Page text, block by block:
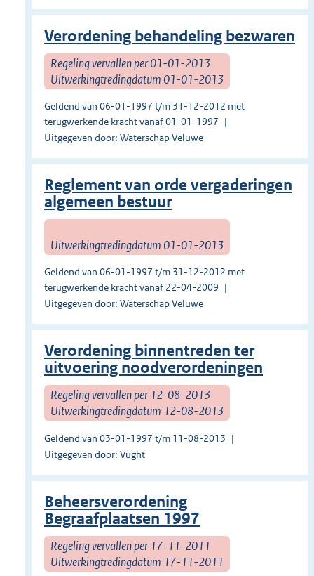
Verordening behandeling bezwaren
Regeling vervallen per 01-01-2013
Uitwerkingtredingdatum 01-01-2013
Geldend van 06-01-1997 t/m 31-12-2012 met
terugwerkende kracht vanaf 01-01-1997
Uitgegeven door: Waterschap Veluwe
Reglement van orde vergaderingen
algemeen bestuur
Uitwerkingtredingdatum 01-01-2013
Geldend van 06-01-1997 t/m 31-12-2012 met
terugwerkende kracht vanaf 22-04-2009
Uitgegeven door: Waterschap Veluwe
Verordening binnentreden ter
uitvoering noodverordeningen
Regeling vervallen per 12-08-2013
Uitwerkingtredingdatum 12-08-2013
Geldend van 03-01-1997 t/m 11-08-2013
Uitgegeven door: Vught
Beheersverordening
Begraafplaatsen 1997
Regeling vervallen per 17-11-2011
Uitwerkingtredingdatum 17-11-2011